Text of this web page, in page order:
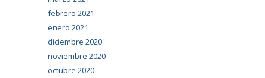
febrero 2021
enero 2021
diciembre 2020
noviembre 2020
octubre 2020